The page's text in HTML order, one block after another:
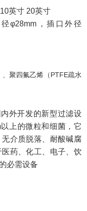
英寸 20英寸
φ28mm，插口外径
聚四氟乙烯（PTFE疏水
外开发的新型过滤设
上的微粒和细菌，它
介质脱落、耐酸碱腐
药、化工、电子、饮
必需设备